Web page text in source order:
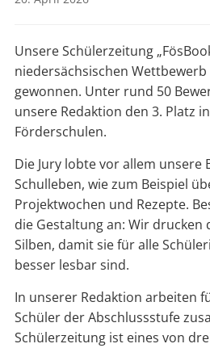
Unsere Schülerzeitung
niedersächsischen Wettbewerb
gewonnen. Unter rund 50
unsere Redaktion den 3. Platz
Förderschulen.
Die Jury lobte vor allem unsere
Schulleben, wie zum Beispiel
Projektwochen und Rezepte.
die Gestaltung an: Wir
Silben, damit sie für alle
besser lesbar sind.
In unserer Redaktion arbeiten
Schüler der Abschlussstufe
Schülerzeitung ist eines von